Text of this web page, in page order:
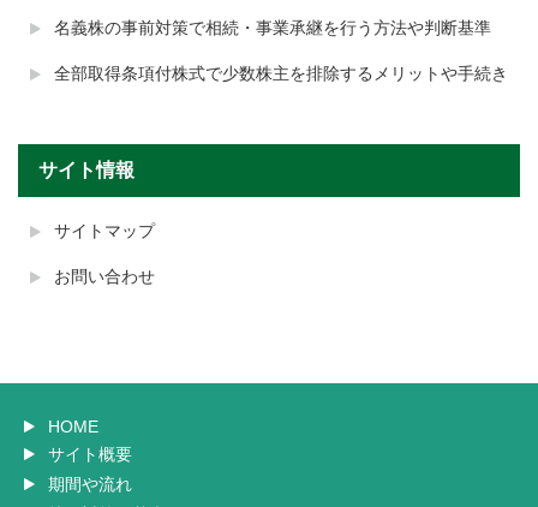
名義株の事前対策で相続・事業承継を行う方法や判断基準
全部取得条項付株式で少数株主を排除するメリットや手続き
サイト情報
サイトマップ
お問い合わせ
HOME
サイト概要
期間や流れ